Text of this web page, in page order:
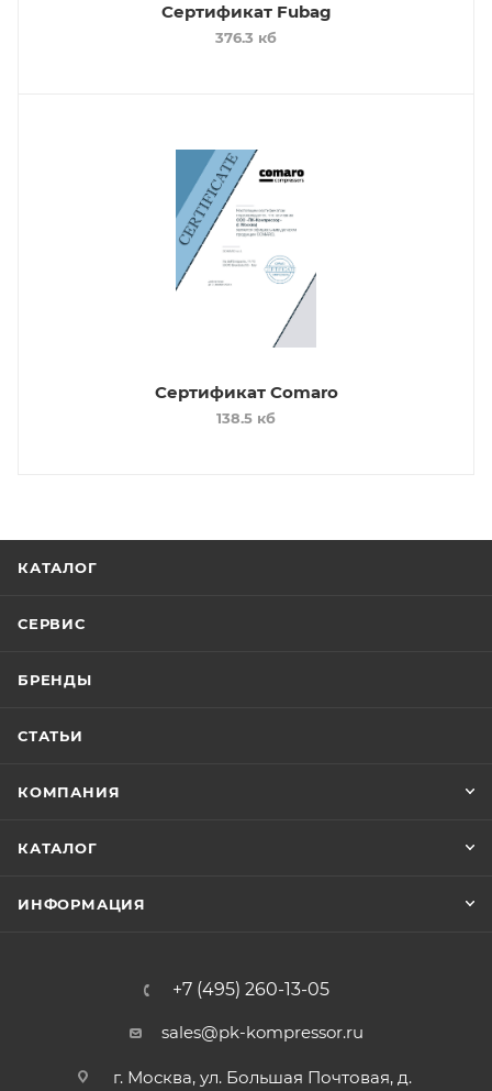
Сертификат Fubag
376.3 кб
Сертификат Comaro
138.5 кб
КАТАЛОГ
СЕРВИС
БРЕНДЫ
СТАТЬИ
КОМПАНИЯ
КАТАЛОГ
ИНФОРМАЦИЯ
+7 (495) 260-13-05
sales@pk-kompressor.ru
г. Москва, ул. Большая Почтовая, д.